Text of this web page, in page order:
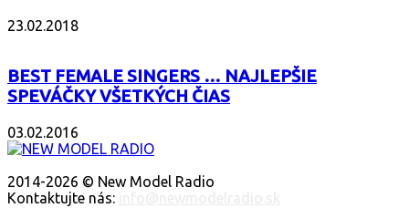
23.02.2018
BEST FEMALE SINGERS … NAJLEPŠIE
SPEVÁČKY VŠETKÝCH ČIAS
03.02.2016
2014-2026 © New Model Radio
Kontaktujte nás: